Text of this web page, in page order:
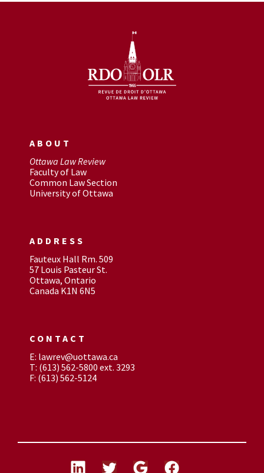
ABOUT
Ottawa Law Review
Faculty of Law
Common Law Section
University of Ottawa
ADDRESS
Fauteux Hall Rm. 509
57 Louis Pasteur St.
Ottawa, Ontario
Canada K1N 6N5
CONTACT
E: lawrev@uottawa.ca
T: (613) 562-5800 ext. 3293
F: (613) 562-5124